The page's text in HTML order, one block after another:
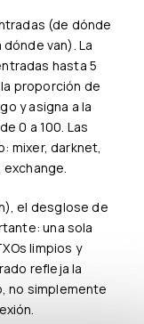
van). La
hasta 5
proporción de
y asigna a la
0 a 100. Las
mixer, darknet,
una sola
limpios y
refleja la
no simplemente